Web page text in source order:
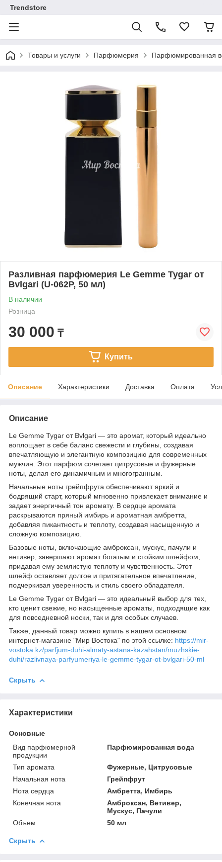
Trendstore
Товары и услуги Парфюмерия Парфюмированная
Разливная парфюмерия Le Gemme Tygar от
Bvlgari (U-062P, 50 мл)
В наличии
Розница
30 000 ₸
Купить
Описание Характеристики Доставка Оплата
Описание
Le Gemme Tygar от Bvlgari — это аромат, который идеально
воплощает в себе баланс свежести и глубины, создавая
впечатляющую и элегантную композицию для современных
мужчин. Этот парфюм сочетает цитрусовые и фужерные
ноты, делая его динамичным и многогранным.
Начальные ноты грейпфрута обеспечивают яркий и
бодрящий старт, который мгновенно привлекает внимание и
задает энергичный тон аромату. В сердце аромата
раскрываются пряный имбирь и ароматная амбретта,
добавляя пикантность и теплоту, создавая насыщенную и
сложную композицию.
Базовые ноты, включающие амброксан, мускус, пачули и
ветивер, завершают аромат богатым и стойким шлейфом,
придавая ему землистую теплоту и чувственность. Этот
шлейф оставляет долгое и притягательное впечатление,
подчеркивая уверенность и стиль своего обладателя.
Le Gemme Tygar от Bvlgari — это идеальный выбор для тех,
кто ценит свежие, но насыщенные ароматы, подходящие как
для повседневной носки, так и для особых случаев.
Также, данный товар можно купить в нашем основном
интернет-магазине "Мир Востока" по этой ссылке: https://mir-
vostoka.kz/parfjum-duhi-almaty-astana-kazahstan/muzhskie-
duhi/razlivnaya-parfyumeriya-le-gemme-tygar-ot-bvlgari-50-ml
Скрыть
Характеристики
Основные
Вид парфюмерной
продукции
Парфюмированная вода
Тип аромата
Фужерные, Цитрусовые
Начальная нота
Грейпфрут
Нота сердца
Амбретта, Имбирь
Конечная нота
Амброксан, Ветивер,
Мускус, Пачули
Объем
50 мл
Скрыть